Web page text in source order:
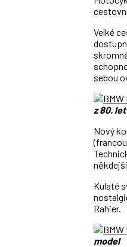
Velké
sebou
z 80. let
Nový
Kulaté
Rahier.
model